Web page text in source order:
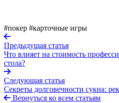
#покер #карточные игры
Предыдущая статья
Что влияет на стоимость
стола?
Следующая статья
Секреты долговечности сукна:
Вернуться ко всем статьям